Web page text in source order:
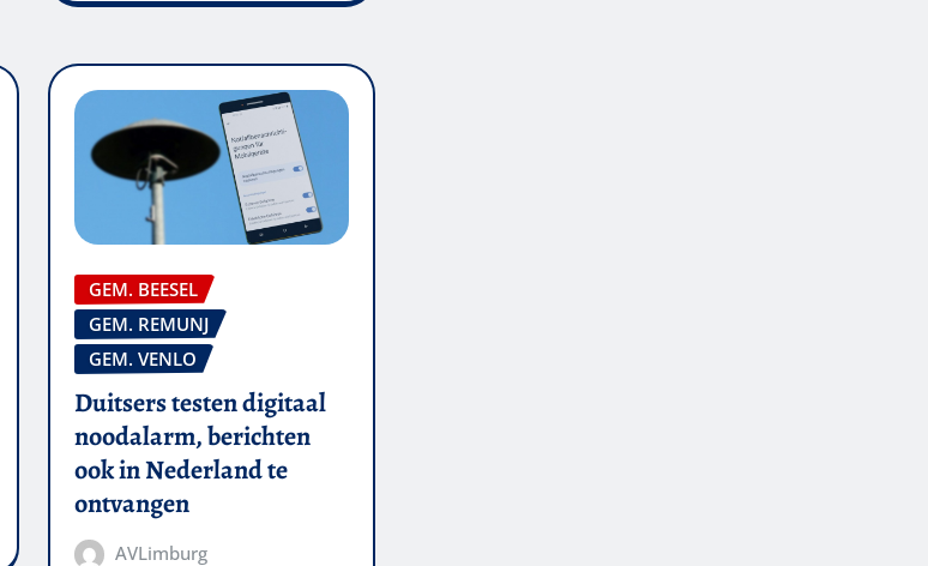
GEM. BEESEL
GEM. REMUNJ
GEM. VENLO
Duitsers testen digitaal
noodalarm, berichten
ook in Nederland te
ontvangen
AVLimburg